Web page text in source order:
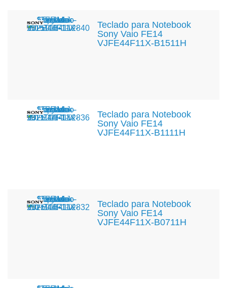
Teclado para Notebook
Sony Vaio FE14
VJFE44F11X-B1511H
Teclado para Notebook
Sony Vaio FE14
VJFE44F11X-B1111H
Teclado para Notebook
Sony Vaio FE14
VJFE44F11X-B0711H